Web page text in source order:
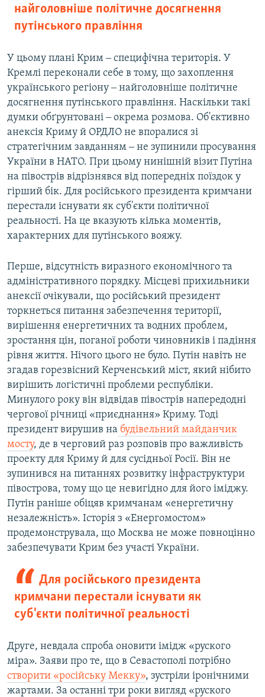
найголовніше політичне досягнення
путінського правління
У цьому плані Крим ‒ специфічна територія. У
Кремлі переконали себе в тому, що захоплення
українського регіону ‒ найголовніше політичне
досягнення путінського правління. Наскільки такі
думки обґрунтовані ‒ окрема розмова. Об'єктивно
анексія Криму й ОРДЛО не впоралися зі
стратегічним завданням ‒ не зупинили просування
України в НАТО. При цьому нинішній візит Путіна
на півострів відрізнявся від попередніх поїздок у
гірший бік. Для російського президента кримчани
перестали існувати як суб'єкти політичної
реальності. На це вказують кілька моментів,
характерних для путінського вояжу.
Перше, відсутність виразного економічного та
адміністративного порядку. Місцеві прихильники
анексії очікували, що російський президент
торкнеться питання забезпечення території,
вирішення енергетичних та водних проблем,
зростання цін, поганої роботи чиновників і падіння
рівня життя. Нічого цього не було. Путін навіть не
згадав горезвісний Керченський міст, який нібито
вирішить логістичні проблеми республіки.
Минулого року він відвідав півострів напередодні
чергової річниці «приєднання» Криму. Тоді
президент вирушив на будівельний майданчик
мосту, де в черговий раз розповів про важливість
проекту для Криму й для сусідньої Росії. Він не
зупинився на питаннях розвитку інфраструктури
півострова, тому що це невигідно для його іміджу.
Путін раніше обіцяв кримчанам «енергетичну
незалежність». Історія з «Енергомостом»
продемонструвала, що Москва не може повноцінно
забезпечувати Крим без участі України.
Для російського президента
кримчани перестали існувати як
суб'єкти політичної реальності
Друге, невдала спроба оновити імідж «руского
міра». Заяви про те, що в Севастополі потрібно
створити «російську Мекку», зустріли іронічними
жартами. За останні три роки вигляд «руского